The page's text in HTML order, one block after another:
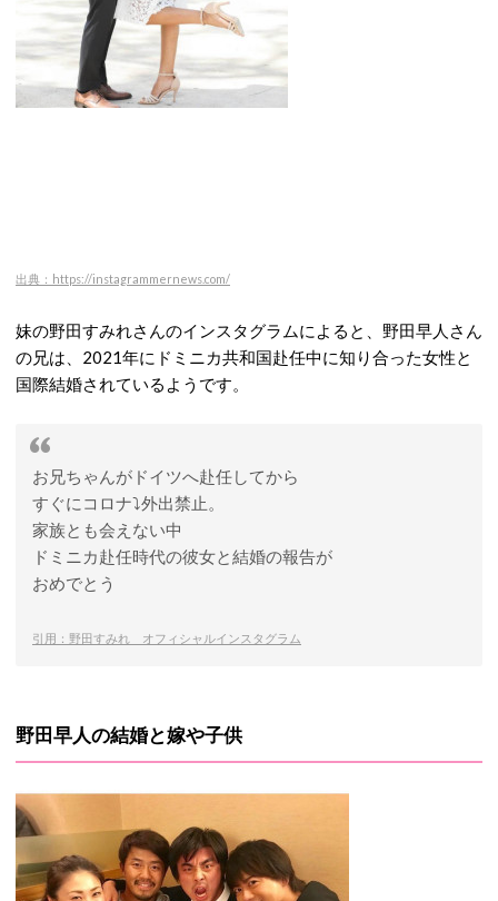
出典：https://instagrammernews.com/
妹の野田すみれさんのインスタグラムによると、野田早人さん
の兄は、2021年にドミニカ共和国赴任中に知り合った女性と
国際結婚されているようです。
お兄ちゃんがドイツへ赴任してから
すぐにコロナ⤵️外出禁止。
家族とも会えない中
ドミニカ赴任時代の彼女と結婚の報告が
おめでとう
引用：野田すみれ オフィシャルインスタグラム
野田早人の結婚と嫁や子供